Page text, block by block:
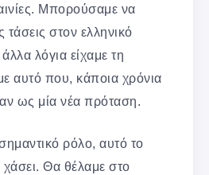
Μπορούσαμε να
τάσεις στον ελληνικό
λόγια είχαμε τη
αυτό που, κάποια χρόνια
ως μία νέα πρόταση.
ρόλο, αυτό το
Θα θέλαμε στο